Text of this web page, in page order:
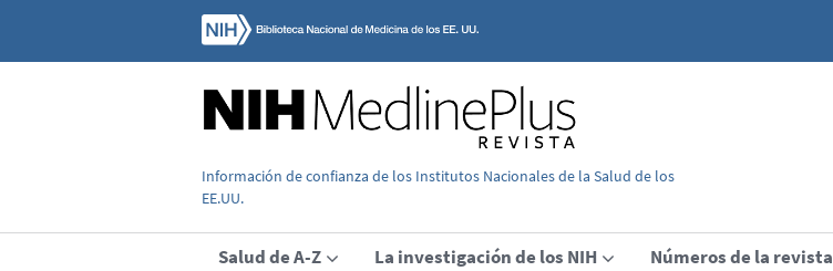
Información de confianza de los Institutos Nacionales de la Salud de los
EE.UU.
Salud de A-Z La investigación de los NIH Números de la revista